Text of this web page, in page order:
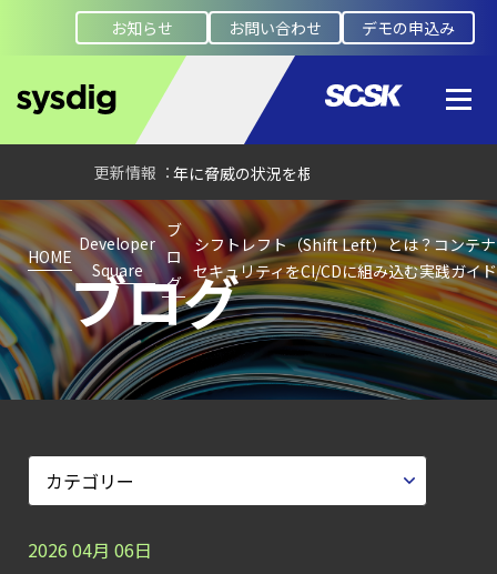
お知らせ お問い合わせ デモの申込み
Platform）とは？
クラウドワークロードを守る最新セキュリテ
【ブログ】AI が
2026
年に脅威の状況を根本から変えた
4 つの側面
【お知らせ】
ブログを更新しました
【ブログ】
セキュリティ運用の効率化を実現するSysdig
Agent
ブログ
HOME
Developer
Square
ブ
ロ
グ
シフトレフト（Shift Left）とは？コンテナ
セキュリティをCI/CDに組み込む実践ガイド
2026 04月 06日